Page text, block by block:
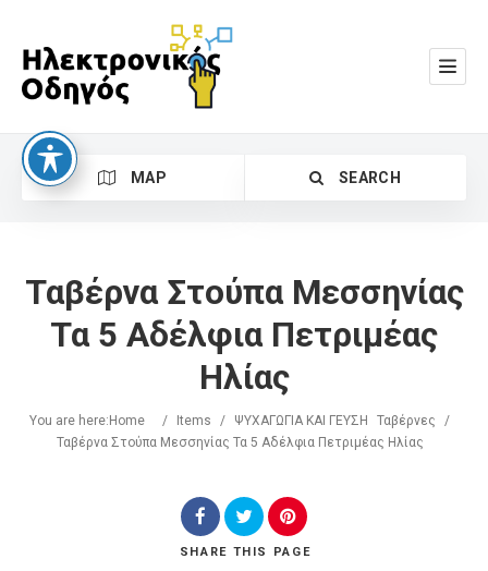
MAP SEARCH
Ταβέρνα Στούπα Μεσσηνίας
Τα 5 Αδέλφια Πετριμέας
Ηλίας
You are here: Home / Items / ΨΥΧΑΓΩΓΙΑ ΚΑΙ ΓΕΥΣΗ Ταβέρνες
/
Ταβέρνα Στούπα Μεσσηνίας Τα 5 Αδέλφια Πετριμέας Ηλίας
SHARE THIS PAGE